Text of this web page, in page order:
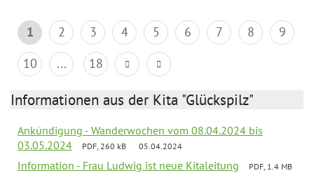
1 2 3 4 5 6 7 8
9
10
... 18
Informationen aus der Kita "Glückspilz"
Ankündigung - Wanderwochen vom 08.04.2024 bis
03.05.2024
PDF, 260 kB 05.04.2024
Information - Frau Ludwig ist neue Kitaleitung
PDF, 1.4 MB